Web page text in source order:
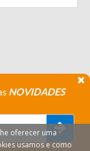
NOVIDADES
oferecer uma
usamos e como